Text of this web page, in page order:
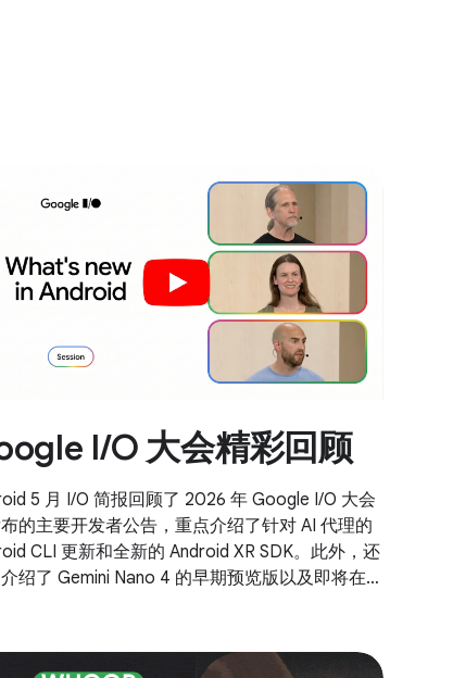
I/O 大会精彩回顾
5 月 I/O 简报回顾了 2026 年 Google I/O 大会
的主要开发者公告，重点介绍了针对 AI 代理的
CLI 更新和全新的 Android XR SDK。此外，还
绍了 Gemini Nano 4 的早期预览版以及即将在